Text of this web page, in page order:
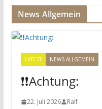
News Allgemein
LATEST NEWS ALLGEMEIN
❗️❗️Achtung:
22. Juli 2026 Ralf